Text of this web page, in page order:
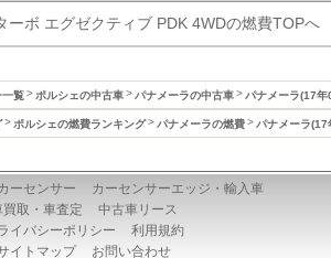
ーボ エグゼクティブ PDK 4WDの燃費TOPへ
一覧 ポルシェの中古車 パナメーラの中古車 パナメーラ(17
ポルシェの燃費ランキング パナメーラの燃費 パナメーラ
ーセンサー
カーセンサーエッジ・輸入車
買取・車査定
中古車リース
イバシーポリシー
利用規約
イトマップ
お問い合わせ